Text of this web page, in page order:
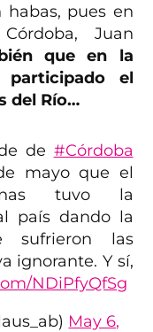
habas, pues en
Juan
que en la
participado el
del Río…
de #Córdoba
mayo que el
tuvo la
país dando la
las
ignorante. Y sí,
NDiPfyQfSg
May 6,